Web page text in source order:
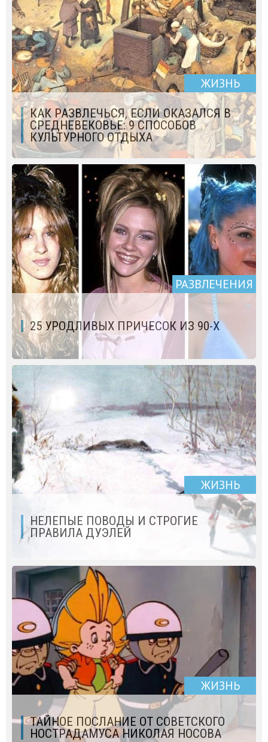
ЖИЗНЬ
КАК РАЗВЛЕЧЬСЯ, ЕСЛИ ОКАЗАЛСЯ В
СРЕДНЕВЕКОВЬЕ: 9 СПОСОБОВ
КУЛЬТУРНОГО ОТДЫХА
РАЗВЛЕЧЕНИЯ
25 УРОДЛИВЫХ ПРИЧЕСОК ИЗ 90-Х
ЖИЗНЬ
НЕЛЕПЫЕ ПОВОДЫ И СТРОГИЕ
ПРАВИЛА ДУЭЛЕЙ
ЖИЗНЬ
ТАЙНОЕ ПОСЛАНИЕ ОТ СОВЕТСКОГО
НОСТРАДАМУСА НИКОЛАЯ НОСОВА